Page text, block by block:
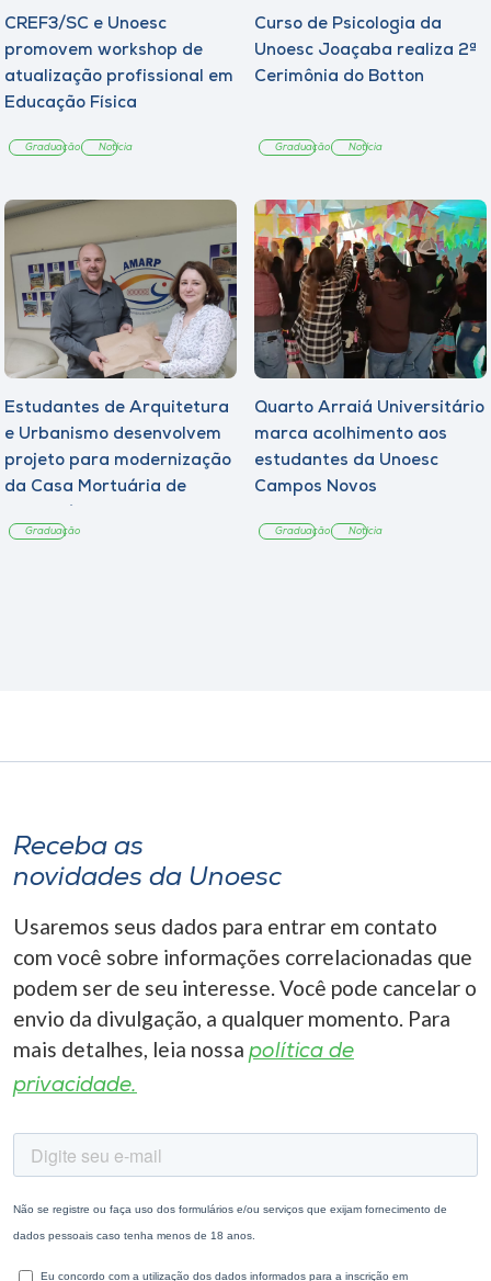
CREF3/SC e Unoesc
promovem workshop de
atualização profissional em
Educação Física
Graduação Notícia
Curso de Psicologia da
Unoesc Joaçaba realiza 2ª
Cerimônia do Botton
Graduação Notícia
Estudantes de Arquitetura
e Urbanismo desenvolvem
projeto para modernização
da Casa Mortuária de
Graduação
Quarto Arraiá Universitário
marca acolhimento aos
estudantes da Unoesc
Campos Novos
Graduação Notícia
Receba as
novidades da Unoesc
Usaremos seus dados para entrar em contato
com você sobre informações correlacionadas que
podem ser de seu interesse. Você pode cancelar o
envio da divulgação, a qualquer momento. Para
mais detalhes, leia nossa política de
privacidade.